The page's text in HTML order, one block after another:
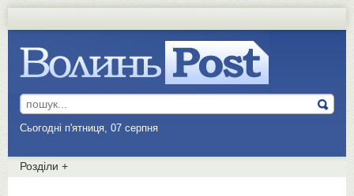
Сьогодні п'ятниця, 07 серпня
Розділи +